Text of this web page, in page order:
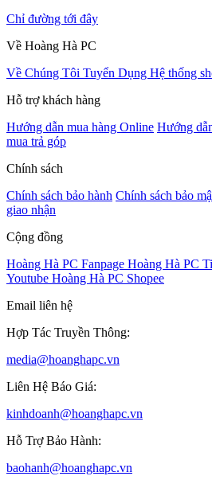
Chỉ đường tới đây
Về Hoàng Hà PC
Về Chúng Tôi Tuyển Dụng Hệ thống
Hỗ trợ khách hàng
Hướng dẫn mua hàng Online Hướng
mua trả góp
Chính sách
Chính sách bảo hành Chính sách bảo
giao nhận
Cộng đồng
Hoàng Hà PC Fanpage Hoàng Hà PC
Youtube Hoàng Hà PC Shopee
Email liên hệ
Hợp Tác Truyền Thông:
media@hoanghapc.vn
Liên Hệ Báo Giá:
kinhdoanh@hoanghapc.vn
Hỗ Trợ Bảo Hành:
baohanh@hoanghapc.vn